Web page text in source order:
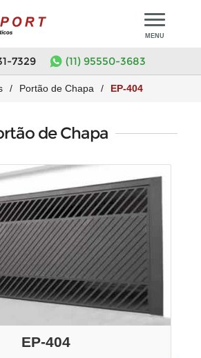
MENU
Início
Modelos de Portões
Portão de Chapa
Portão de Tela
Portão de Madeira
Portão Tubular
Tubular Madeira
Portão Automático
Portão Basculante
Portão Deslizante
Portão Pivotante
Assistência Técnica
Orçamento
Empresa
7329 (11) 95550-3683
/ Portão de Chapa / EP-404
de Chapa
EP-404